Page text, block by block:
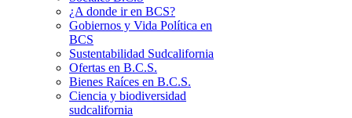
¿A donde ir en BCS?
Gobiernos y Vida Política en
BCS
Sustentabilidad Sudcalifornia
Ofertas en B.C.S.
Bienes Raíces en B.C.S.
Ciencia y biodiversidad
sudcalifornia